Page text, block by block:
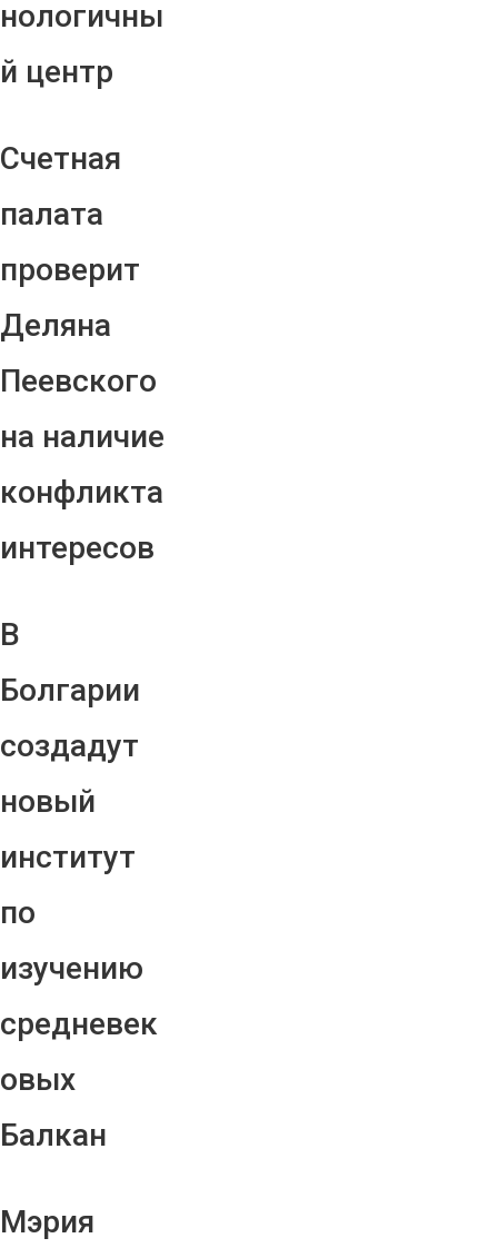
нологичны
й центр
Счетная
палата
проверит
Деляна
Пеевского
на наличие
конфликта
интересов
В
Болгарии
создадут
новый
институт
по
изучению
средневек
овых
Балкан
Мэрия